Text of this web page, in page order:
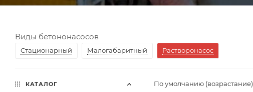
Виды бетононасосов
Стационарный Малогабаритный Растворонасос
По умолчанию (возрастание)
КАТАЛОГ